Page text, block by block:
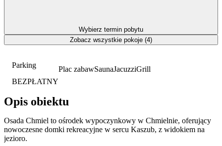
Parking
BEZPŁATNY
Plac zabawSaunaJacuzziGrill
Opis obiektu
Osada Chmiel to ośrodek wypoczynkowy w Chmielnie, oferujący
nowoczesne domki rekreacyjne w sercu Kaszub, z widokiem na
jezioro.
Wybierz termin pobytu
Zobacz wszystkie pokoje (4)